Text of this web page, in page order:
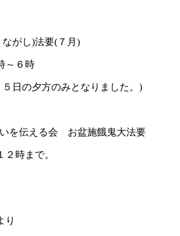
がし)法要(７月)
～６時
日の夕方のみとなりました。)
いを伝える会 お盆施餓鬼大法要
２時まで。
り